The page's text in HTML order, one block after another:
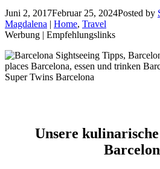
Juni 2, 2017Februar 25, 2024Posted by
Magdalena | Home, Travel
Werbung | Empfehlungslinks
Unsere